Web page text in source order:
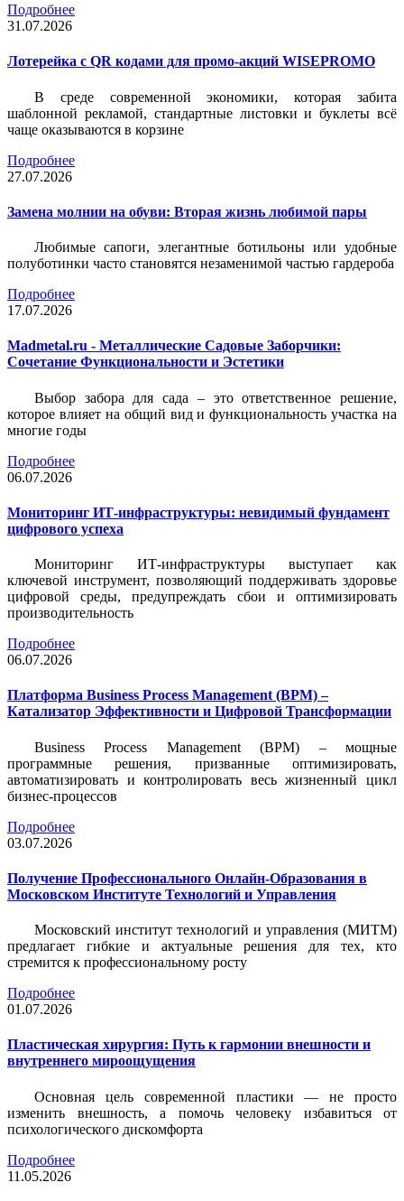
Подробнее
31.07.2026
Лотерейка c QR кодами для промо-акций WISEPROMO
В среде современной экономики, которая забита
шаблонной рекламой, стандартные листовки и буклеты всё
чаще оказываются в корзине
Подробнее
27.07.2026
Замена молнии на обуви: Вторая жизнь любимой пары
Любимые сапоги, элегантные ботильоны или удобные
полуботинки часто становятся незаменимой частью гардероба
Подробнее
17.07.2026
Madmetal.ru - Металлические Садовые Заборчики:
Сочетание Функциональности и Эстетики
Выбор забора для сада – это ответственное решение,
которое влияет на общий вид и функциональность участка на
многие годы
Подробнее
06.07.2026
Мониторинг ИТ-инфраструктуры: невидимый фундамент
цифрового успеха
Мониторинг ИТ-инфраструктуры выступает как
ключевой инструмент, позволяющий поддерживать здоровье
цифровой среды, предупреждать сбои и оптимизировать
производительность
Подробнее
06.07.2026
Платформа Business Process Management (BPM) –
Катализатор Эффективности и Цифровой Трансформации
Business Process Management (BPM) – мощные
программные решения, призванные оптимизировать,
автоматизировать и контролировать весь жизненный цикл
бизнес-процессов
Подробнее
03.07.2026
Получение Профессионального Онлайн-Образования в
Московском Институте Технологий и Управления
Московский институт технологий и управления (МИТМ)
предлагает гибкие и актуальные решения для тех, кто
стремится к профессиональному росту
Подробнее
01.07.2026
Пластическая хирургия: Путь к гармонии внешности и
внутреннего мироощущения
Основная цель современной пластики — не просто
изменить внешность, а помочь человеку избавиться от
психологического дискомфорта
Подробнее
11.05.2026